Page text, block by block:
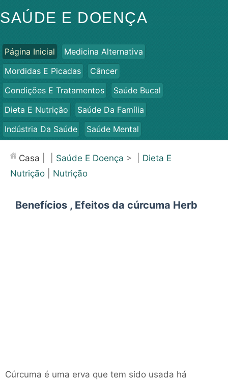
SAÚDE E DOENÇA
Página Inicial
Medicina Alternativa
Mordidas E Picadas
Câncer
Condições E Tratamentos
Saúde Bucal
Dieta E Nutrição
Saúde Da Família
Indústria Da Saúde
Saúde Mental
Saúde
Casa Saúde E Doença > | Dieta E
Nutrição
Nutrição
Benefícios , Efeitos da cúrcuma Herb
Cúrcuma é uma erva que tem sido usada há